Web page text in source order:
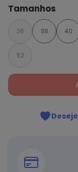
Tamanhos
36 38 40
52